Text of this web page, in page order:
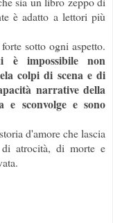
è adatto a lettori più
sotto ogni aspetto.
è impossibile non
colpi di scena e di
narrative della
e sconvolge e sono
d'amore che lascia
atrocità, di morte e